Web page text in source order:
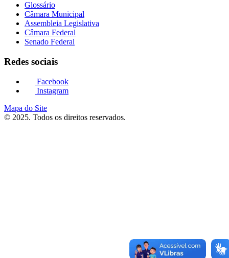
Glossário
Câmara Municipal
Assembleia Legislativa
Câmara Federal
Senado Federal
Redes sociais
Facebook
Instagram
Mapa do Site
© 2025. Todos os direitos reservados.